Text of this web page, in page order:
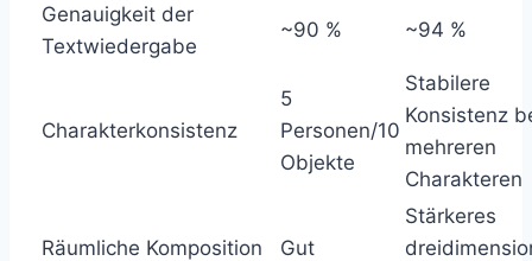
Genauigkeit der
Textwiedergabe
~90 % ~94 %
Charakterkonsistenz
5
Personen/10
Objekte
Stabilere
Konsistenz
mehreren
Charakteren
Räumliche Komposition Gut
Stärkeres